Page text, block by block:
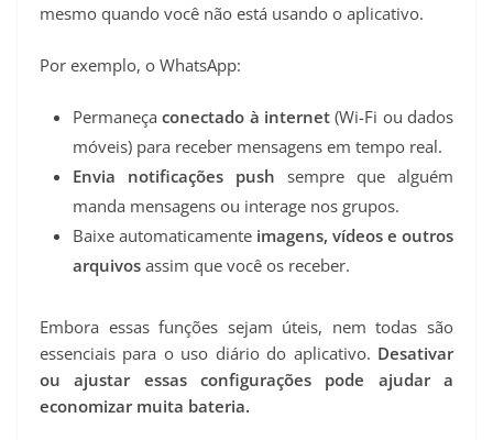
mesmo quando você não está usando o aplicativo.
Por exemplo, o WhatsApp:
Permaneçaconectado à internet (Wi-Fi ou dados
móveis) para receber mensagens em tempo real.
Envia notificações push sempre que alguém
manda mensagens ou interage nos grupos.
Baixe automaticamente imagens, vídeos e outros
arquivos assim que você os receber.
Embora essas funções sejam úteis, nem todas são
essenciais para o uso diário do aplicativo. Desativar
ou ajustar essas configurações pode ajudar a
economizar muita bateria.